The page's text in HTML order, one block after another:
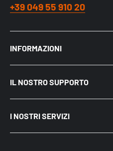
+39 049 55 910 20
INFORMAZIONI
Chi siamo
Acquistare nel Negozio Fisico
Spedizioni
Politica sulla riservatezza
IL NOSTRO SUPPORTO
Mio Account
Recensioni
Come acquistare
I NOSTRI SERVIZI
Punti di ritiro Merce